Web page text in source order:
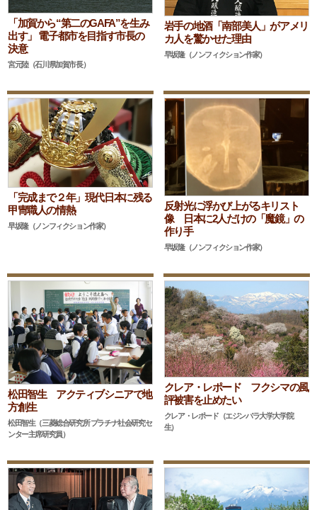
「加賀から“第二のGAFA”を生み
出す」 電子都市を目指す市長の
決意
宮元陸（石川県加賀市長）
岩手の地酒「南部美人」がアメリ
カ人を驚かせた理由
早坂隆（ノンフィクション作家）
「完成まで２年」現代日本に残る
甲冑職人の情熱
早坂隆（ノンフィクション作家）
反射光に浮かび上がるキリスト
像 日本に2人だけの「魔鏡」の
作り手
早坂隆（ノンフィクション作家）
松田智生 アクティブシニアで地
方創生
松田智生（三菱総合研究所 プラチナ社会研究セ
ンター主席研究員）
クレア・レポード フクシマの風
評被害を止めたい
クレア・レポード（エジンバラ大学大学院
生）